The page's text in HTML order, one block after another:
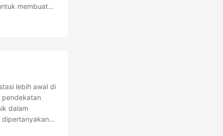
membuat
dipenuhi
lebih awal di
pendekatan
dalam
IPO mana